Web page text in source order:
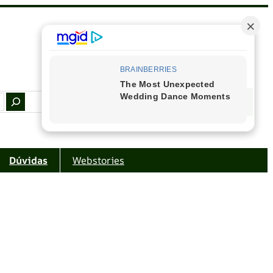
Facebook Instagram Youtube
Dúvidas Webstories